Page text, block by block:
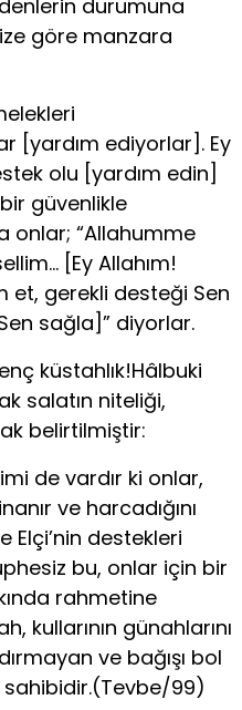
durumuna
göre manzara
[yardım ediyorlar]. Ey
olu [yardım edin]
güvenlikle
onlar; “Allahumme
[Ey Allahım!
et, gerekli desteği Sen
sağla]” diyorlar.
küstahlık!Hâlbuki
salatın niteliği,
belirtilmiştir:
de vardır ki onlar,
ve harcadığını
Elçi’nin destekleri
bu, onlar için bir
rahmetine
kullarının günahlarını
ve bağışı bol
99)